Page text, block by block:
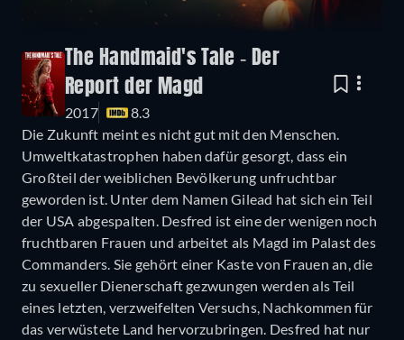
The Handmaid's Tale - Der
Report der Magd
2017
8.3
Die Zukunft meint es nicht gut mit den Menschen.
Umweltkatastrophen haben dafür gesorgt, dass ein
Großteil der weiblichen Bevölkerung unfruchtbar
geworden ist. Unter dem Namen Gilead hat sich ein Teil
der USA abgespalten. Desfred ist eine der wenigen noch
fruchtbaren Frauen und arbeitet als Magd im Palast des
Commanders. Sie gehört einer Kaste von Frauen an, die
zu sexueller Dienerschaft gezwungen werden als Teil
eines letzten, verzweifelten Versuchs, Nachkommen für
das verwüstete Land hervorzubringen. Desfred hat nur